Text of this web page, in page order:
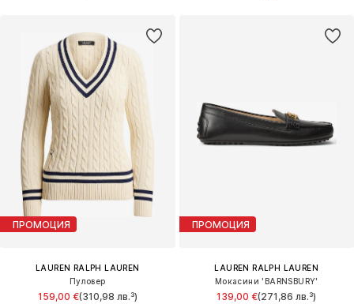
ПРОМОЦИЯ
LAUREN RALPH LAUREN
Пуловер
159,00 €(310,98 лв.³)
ПРОМОЦИЯ
LAUREN RALPH LAUREN
Мокасини 'BARNSBURY'
139,00 €(271,86 лв.³)